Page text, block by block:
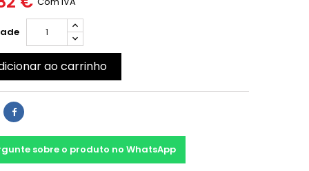
ao carrinho
sobre o produto no WhatsApp